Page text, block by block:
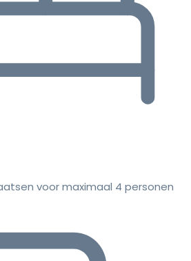
voor maximaal 4 personen